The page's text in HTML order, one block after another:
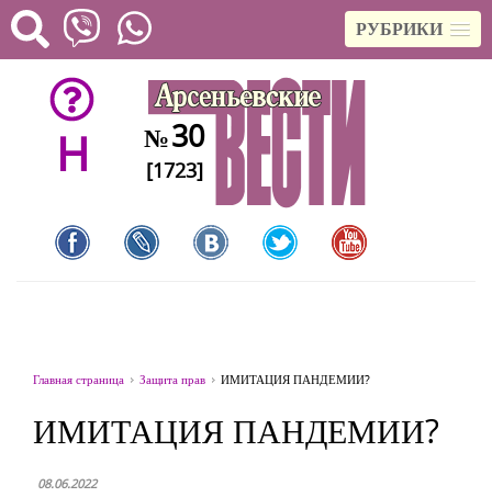
РУБРИКИ
H №30
[1723]
Главная страница Защита прав ИМИТАЦИЯ ПАНДЕМИИ?
ИМИТАЦИЯ ПАНДЕМИИ?
08.06.2022